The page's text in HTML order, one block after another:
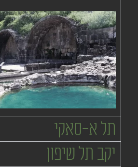
תל א-סאקי
יקב תל שיפון